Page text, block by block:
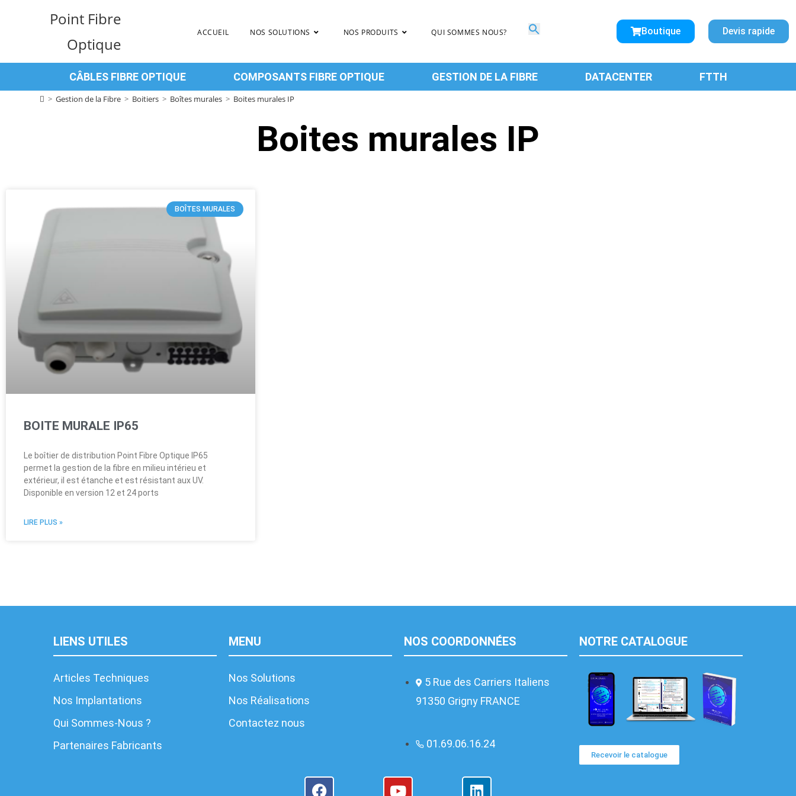
Point Fibre
Optique
ACCUEIL NOS SOLUTIONS NOS PRODUITS QUI SOMMES NOUS? Boutique Devis rapide
CÂBLES FIBRE OPTIQUE COMPOSANTS FIBRE OPTIQUE GESTION DE LA FIBRE DATACENTER FTTH
> Gestion de la Fibre > Boitiers > Boîtes murales > Boites murales IP
Boites murales IP
BOÎTES MURALES
BOITE MURALE IP65
Le boîtier de distribution Point Fibre Optique IP65
permet la gestion de la fibre en milieu intérieu et
extérieur, il est étanche et est résistant aux UV.
Disponible en version 12 et 24 ports
LIRE PLUS »
LIENS UTILES
Articles Techniques
Nos Implantations
Qui Sommes-Nous ?
Partenaires Fabricants
MENU
Nos Solutions
Nos Réalisations
Contactez nous
NOS COORDONNÉES
5 Rue des Carriers Italiens
91350 Grigny FRANCE
01.69.06.16.24
NOTRE CATALOGUE
Recevoir le catalogue